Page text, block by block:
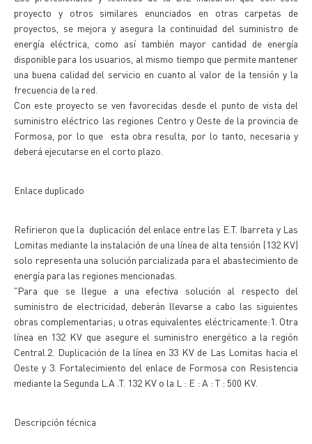
proyecto y otros similares enunciados en otras carpetas de
proyectos, se mejora y asegura la continuidad del suministro de
energía eléctrica, como así también mayor cantidad de energía
disponible para los usuarios, al mismo tiempo que permite mantener
una buena calidad del servicio en cuanto al valor de la tensión y la
frecuencia de la red.
Con este proyecto se ven favorecidas desde el punto de vista del
suministro eléctrico las regiones Centro y Oeste de la provincia de
Formosa, por lo que esta obra resulta, por lo tanto, necesaria y
deberá ejecutarse en el corto plazo.
Enlace duplicado
Refirieron que la duplicación del enlace entre las E.T. Ibarreta y Las
Lomitas mediante la instalación de una línea de alta tensión (132 KV)
solo representa una solución parcializada para el abastecimiento de
energía para las regiones mencionadas.
"Para que se llegue a una efectiva solución al respecto del
suministro de electricidad, deberán llevarse a cabo las siguientes
obras complementarias; u otras equivalentes eléctricamente:1. Otra
línea en 132 KV que asegure el suministro energético a la región
Central.2. Duplicación de la línea en 33 KV de Las Lomitas hacia el
Oeste y 3. Fortalecimiento del enlace de Formosa con Resistencia
mediante la Segunda L.A .T. 132 KV o la L : E : A : T : 500 KV.
Descripción técnica